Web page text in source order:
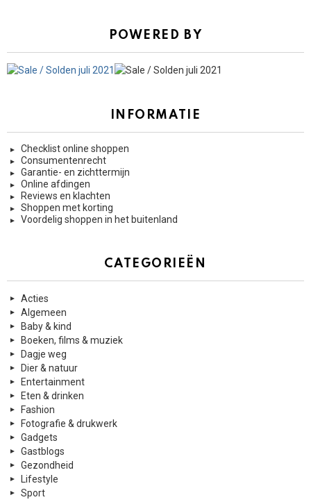
POWERED BY
INFORMATIE
Checklist online shoppen
Consumentenrecht
Garantie- en zichttermijn
Online afdingen
Reviews en klachten
Shoppen met korting
Voordelig shoppen in het buitenland
CATEGORIEËN
Acties
Algemeen
Baby & kind
Boeken, films & muziek
Dagje weg
Dier & natuur
Entertainment
Eten & drinken
Fashion
Fotografie & drukwerk
Gadgets
Gastblogs
Gezondheid
Lifestyle
Sport